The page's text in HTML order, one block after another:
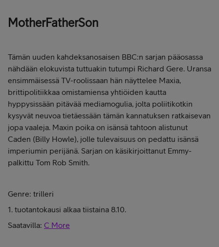
MotherFatherSon
Tämän uuden kahdeksanosaisen BBC:n sarjan pääosassa
nähdään elokuvista tuttuakin tutumpi Richard Gere. Uransa
ensimmäisessä TV-roolissaan hän näyttelee Maxia,
brittipolitiikkaa omistamiensa yhtiöiden kautta
hyppysissään pitävää mediamogulia, jolta poliitikotkin
kysyvät neuvoa tietäessään tämän kannatuksen ratkaisevan
jopa vaaleja. Maxin poika on isänsä tahtoon alistunut
Caden (Billy Howle), jolle tulevaisuus on pedattu isänsä
imperiumin perijänä. Sarjan on käsikirjoittanut Emmy-
palkittu Tom Rob Smith.
Genre: trilleri
1. tuotantokausi alkaa tiistaina 8.10.
Saatavilla: C More